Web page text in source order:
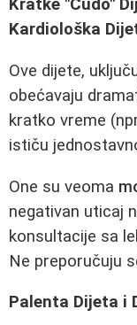
Kratke "Čudo"
Kardiološka
Ove dijete,
obećavaju
kratko vreme
ističu
One su veoma
negativan uticaj
konsultacije sa
Ne preporučuju
Palenta Dijeta i